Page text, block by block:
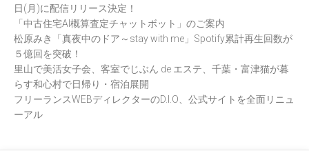
日(月)に配信リリース決定！
「中古住宅AI概算査定チャットボット」のご案内
松原みき「真夜中のドア～stay with me」Spotify累計再生回数が
５億回を突破！
里山で美活女子会、客室でじぶん de エステ、千葉・富津猫が暮
らす和心村で日帰り・宿泊展開
フリーランスWEBディレクターのD.I.O、公式サイトを全面リニュ
ーアル